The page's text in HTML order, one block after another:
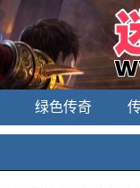
绿色传奇